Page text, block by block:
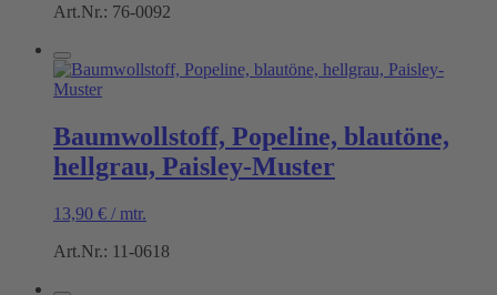
Art.Nr.: 76-0092
Baumwollstoff, Popeline, blautöne,
hellgrau, Paisley-Muster
13,90 € / mtr.
Art.Nr.: 11-0618